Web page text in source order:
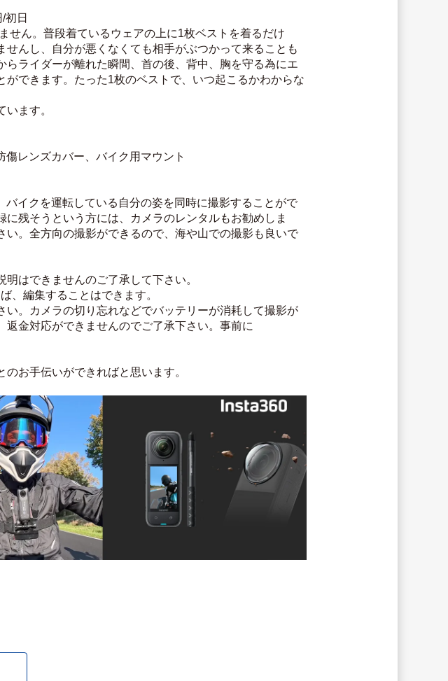
初日
せん。普段着ているウェアの上に1枚ベストを着るだけ
んし、自分が悪くなくても相手がぶつかって来ることも
ライダーが離れた瞬間、首の後、背中、胸を守る為にエ
できます。たった1枚のベストで、いつ起こるかわからな
ます。
レンズカバー、バイク用マウント
イクを運転している自分の姿を同時に撮影することがで
残そうという方には、カメラのレンタルもお勧めしま
。全方向の撮影ができるので、海や山での撮影も良いで
はできませんのご了承して下さい。
、編集することはできます。
。カメラの切り忘れなどでバッテリーが消耗して撮影が
金対応ができませんのでご了承下さい。事前に
お手伝いができればと思います。